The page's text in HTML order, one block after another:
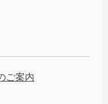
ご案内